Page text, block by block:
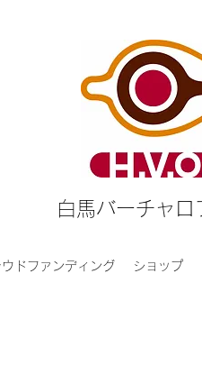
白馬バーチャロ
ウドファンディング ショップ